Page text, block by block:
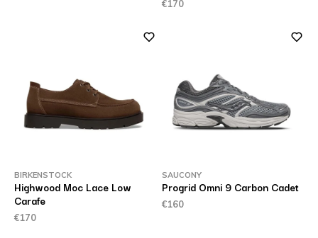
€170
BIRKENSTOCK
Highwood Moc Lace Low
Carafe
€170
SAUCONY
Progrid Omni 9 Carbon Cadet
€160